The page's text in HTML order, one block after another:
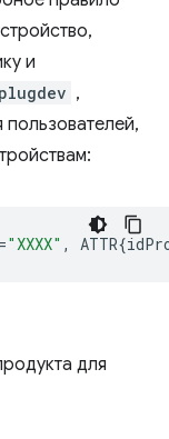
и
plugdev ,
"XXXX" ,
для